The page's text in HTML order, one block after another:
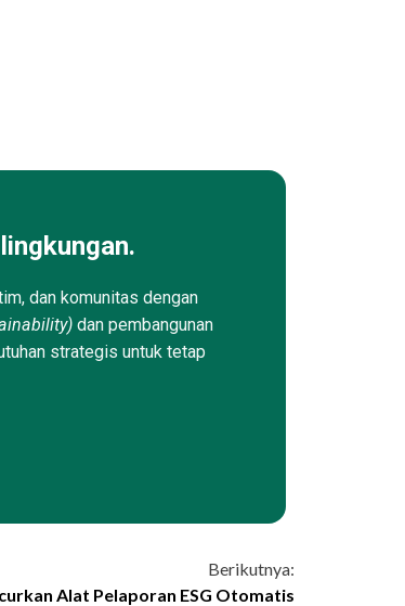
dan komunitas dengan
dan pembangunan
strategis untuk tetap
Berikutnya:
Alat Pelaporan ESG Otomatis